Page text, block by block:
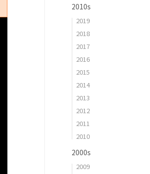
2010s
2019
2018
2017
2016
2015
2014
2013
2012
2011
2010
2000s
2009